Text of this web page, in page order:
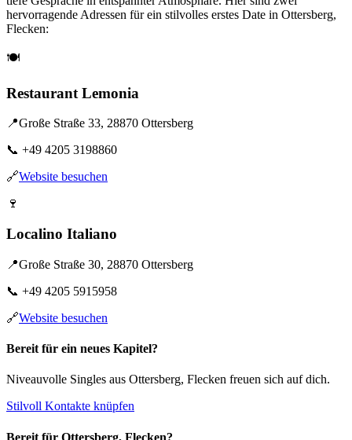
hervorragende Adressen für ein stilvolles erstes Date in Ottersberg,
Flecken:
🍽️
Restaurant Lemonia
📍Große Straße 33, 28870 Ottersberg
📞 +49 4205 3198860
🔗Website besuchen
🍷
Localino Italiano
📍Große Straße 30, 28870 Ottersberg
📞 +49 4205 5915958
🔗Website besuchen
Bereit für ein neues Kapitel?
Niveauvolle Singles aus Ottersberg, Flecken freuen sich auf dich.
Stilvoll Kontakte knüpfen
Bereit für Ottersberg, Flecken?